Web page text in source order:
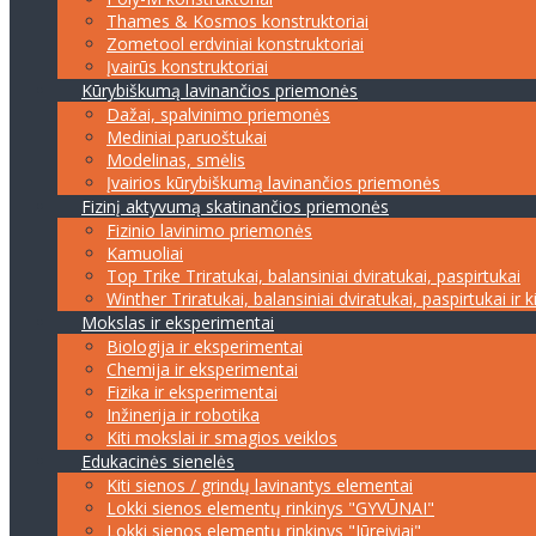
Thames & Kosmos konstruktoriai
Zometool erdviniai konstruktoriai
Įvairūs konstruktoriai
Kūrybiškumą lavinančios priemonės
Dažai, spalvinimo priemonės
Mediniai paruoštukai
Modelinas, smėlis
Įvairios kūrybiškumą lavinančios priemonės
Fizinį aktyvumą skatinančios priemonės
Fizinio lavinimo priemonės
Kamuoliai
Top Trike Triratukai, balansiniai dviratukai, paspirtukai
Winther Triratukai, balansiniai dviratukai, paspirtukai ir
Mokslas ir eksperimentai
Biologija ir eksperimentai
Chemija ir eksperimentai
Fizika ir eksperimentai
Inžinerija ir robotika
Kiti mokslai ir smagios veiklos
Edukacinės sienelės
Kiti sienos / grindų lavinantys elementai
Lokki sienos elementų rinkinys "GYVŪNAI"
Lokki sienos elementų rinkinys "Jūreiviai"